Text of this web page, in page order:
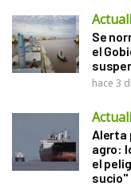
Se
el
hace 3
Alerta
agro:
el
sucio"